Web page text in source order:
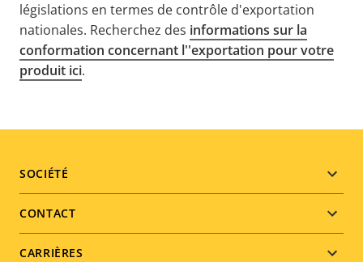
législations en termes de contrôle d'exportation
nationales. Recherchez des informations sur la
conformation concernant l''exportation pour votre
produit ici.
Footer
menu
SOCIÉTÉ
CONTACT
CARRIÈRES